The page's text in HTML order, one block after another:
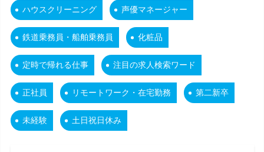
ハウスクリーニング 声優マネージャー
鉄道乗務員・船舶乗務員 化粧品
定時で帰れる仕事 注目の求人検索ワード
正社員 リモートワーク・在宅勤務 第二新卒
未経験 土日祝日休み